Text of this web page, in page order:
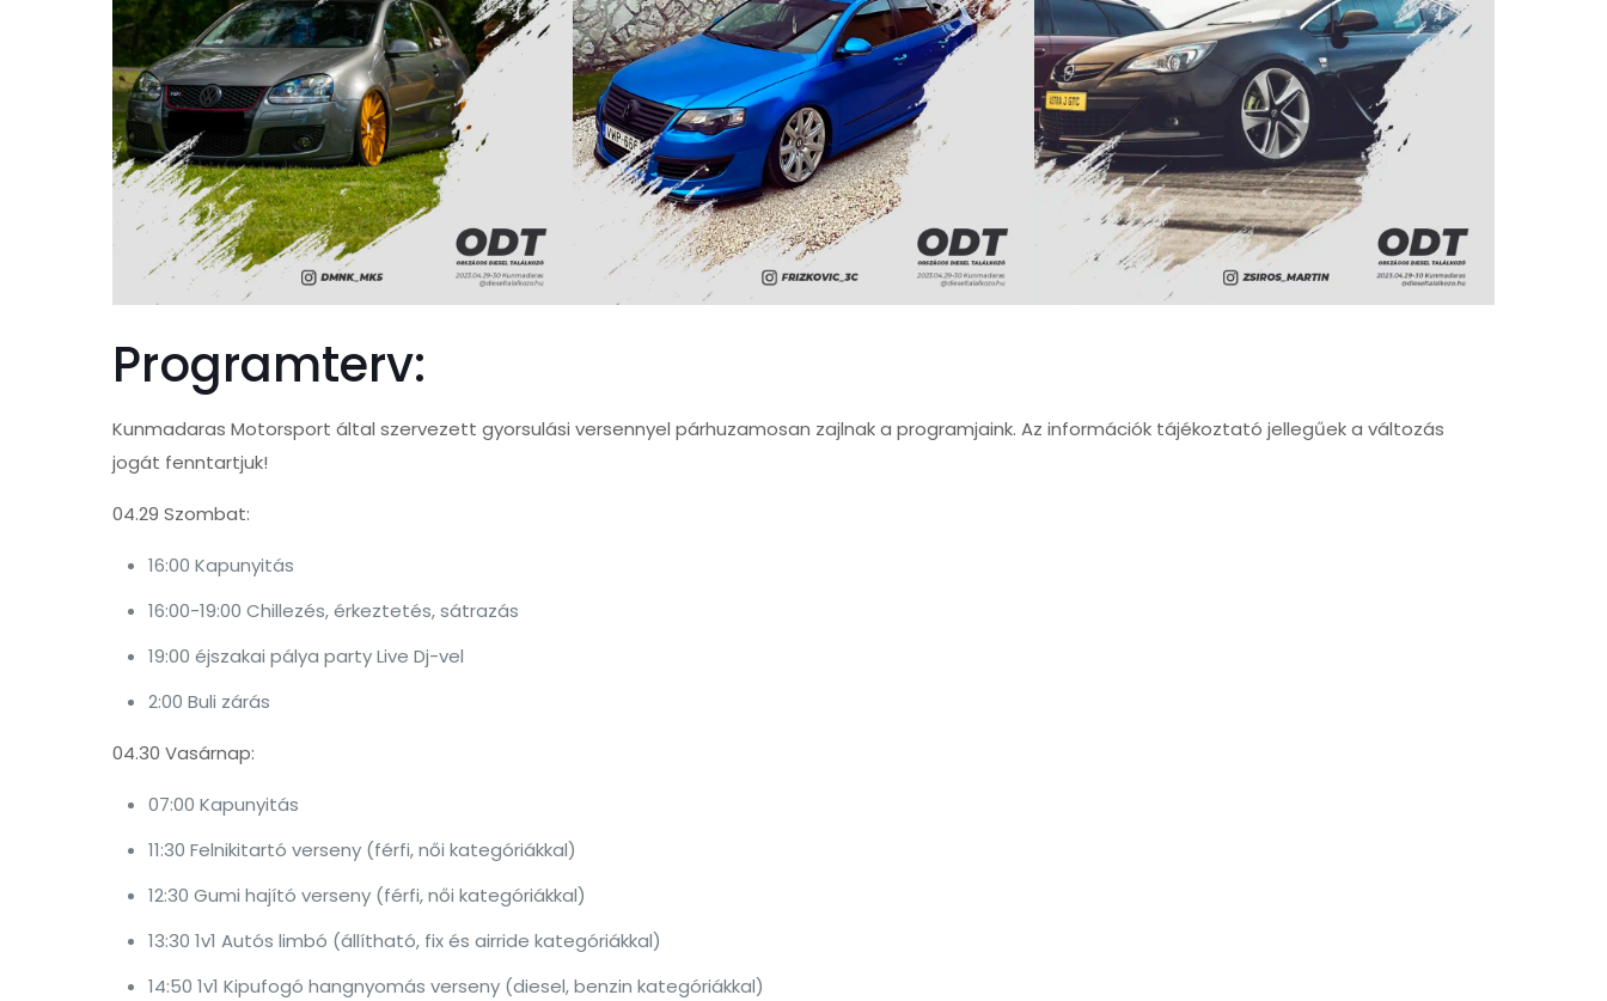
Programterv:
Kunmadaras Motorsport által szervezett gyorsulási versennyel párhuzamosan zajlnak a programjaink. Az információk tájékoztató jellegűek a változás
jogát fenntartjuk!
04.29 Szombat:
16:00 Kapunyitás
16:00-19:00 Chillezés, érkeztetés, sátrazás
19:00 éjszakai pálya party Live Dj-vel
2:00 Buli zárás
04.30 Vasárnap:
07:00 Kapunyitás
11:30 Felnikitartó verseny (férfi, női kategóriákkal)
12:30 Gumi hajító verseny (férfi, női kategóriákkal)
13:30 1v1 Autós limbó (állítható, fix és airride kategóriákkal)
14:50 1v1 Kipufogó hangnyomás verseny (diesel, benzin kategóriákkal)